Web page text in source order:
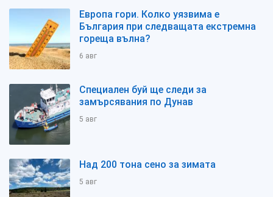
Европа гори. Колко уязвима е
България при следващата екстремна
гореща вълна?
6 авг
Специален буй ще следи за
замърсявания по Дунав
5 авг
Над 200 тона сено за зимата
5 авг